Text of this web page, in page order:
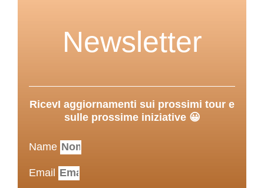
Newsletter
RicevI aggiornamenti sui prossimi tour e
sulle prossime iniziative 😀
Name
Email